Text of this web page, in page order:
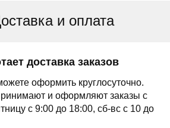
и оплата
доставка заказов
оформить круглосуточно.
и оформляют заказы с
с 9:00 до 18:00, сб-вс с 10 до